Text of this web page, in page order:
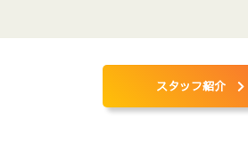
スタッフ紹介